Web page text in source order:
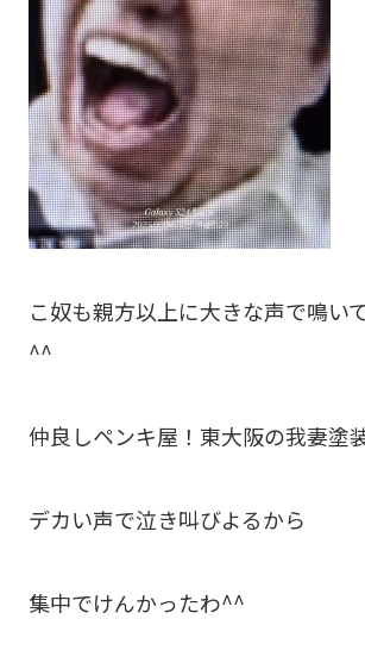
こ奴も親方以上に大きな声で鳴い
^^
仲良しペンキ屋！東大阪の我妻塗
デカい声で泣き叫びよるから
集中でけんかったわ^^